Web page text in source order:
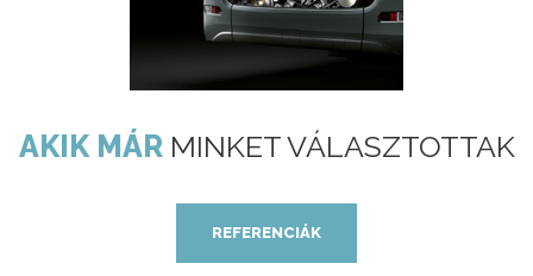
AKIK MÁR MINKET VÁLASZTOTTAK
REFERENCIÁK